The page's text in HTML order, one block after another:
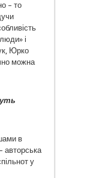
– то
і
Юрко
можна
в
авторська
у